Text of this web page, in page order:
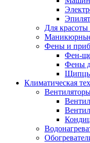
Для красоты
Фены и
Фен-
Фены
Щипцы
Климатическая